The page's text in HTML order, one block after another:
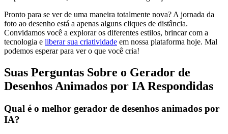
Pronto para se ver de uma maneira totalmente nova? A jornada da
foto ao desenho está a apenas alguns cliques de distância.
Convidamos você a explorar os diferentes estilos, brincar com a
tecnologia e liberar sua criatividade em nossa plataforma hoje. Mal
podemos esperar para ver o que você cria!
Suas Perguntas Sobre o Gerador de
Desenhos Animados por IA Respondidas
Qual é o melhor gerador de desenhos animados por
IA?